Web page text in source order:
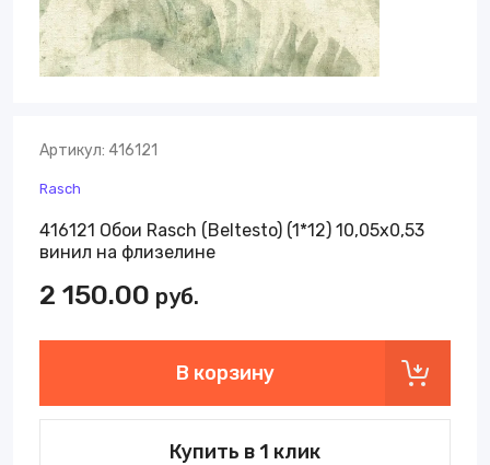
Артикул: 416121
Rasch
416121 Обои Rasch (Beltesto) (1*12) 10,05x0,53
винил на флизелине
2 150.00 руб.
В корзину
Купить в 1 клик